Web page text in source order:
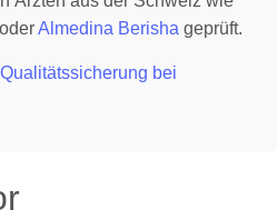
oderAlmedina Berisha geprüft.
bei